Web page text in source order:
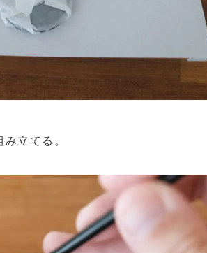
立てる。